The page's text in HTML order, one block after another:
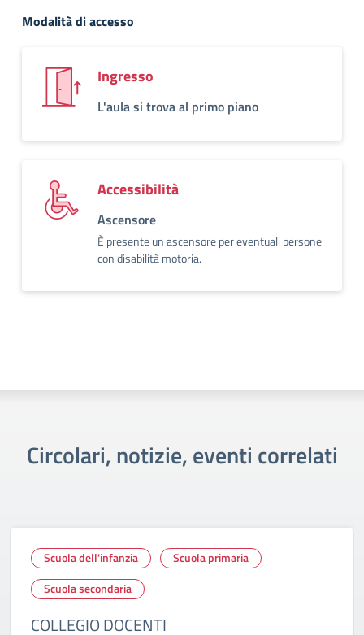
Modalità di accesso
Ingresso
L'aula si trova al primo piano
Accessibilità
Ascensore
È presente un ascensore per eventuali persone
con disabilità motoria.
Circolari, notizie, eventi correlati
Scuola dell'infanzia
Scuola primaria
Scuola secondaria
COLLEGIO DOCENTI